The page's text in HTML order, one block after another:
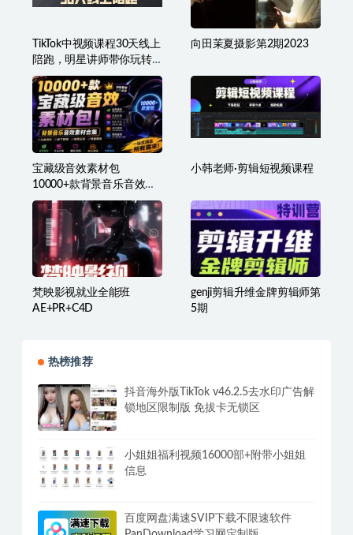
TikTok中视频课程30天线上
陪跑，明星讲师带你玩转
TikTok
向田茉夏摄影第2期2023
宝藏级音效素材包
10000+款背景音乐音效合
集，自然片头婚礼会议常
用音效包，分类清晰
小韩老师·剪辑短视频课程
梵映影视就业全能班
AE+PR+C4D
genji剪辑升维金牌剪辑师第
5期
热榜推荐
抖音海外版TikTok v46.2.5去水印广告解
锁地区限制版 免拔卡无锁区
小姐姐福利视频16000部+附带小姐姐
信息
百度网盘满速SVIP下载不限速软件